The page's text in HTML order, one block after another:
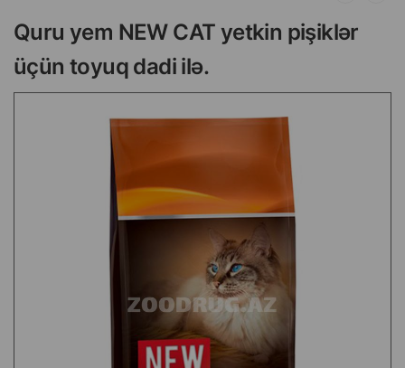
Quru yem NEW CAT yetkin pişiklər
üçün toyuq dadi ilə.